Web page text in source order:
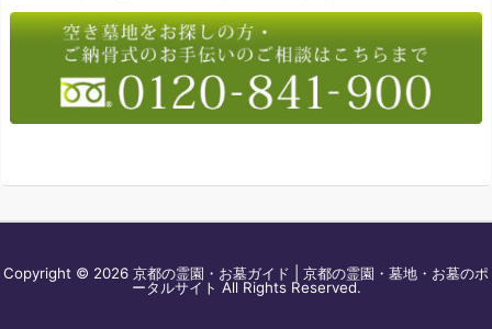
Copyright © 2026 京都の霊園・お墓ガイド | 京都の霊園・墓地・お墓のポ
ータルサイト All Rights Reserved.